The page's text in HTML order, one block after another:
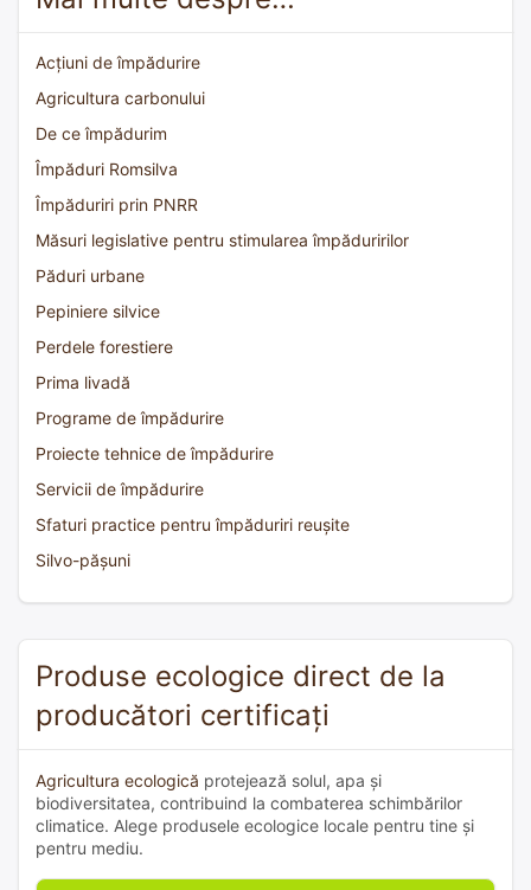
Acțiuni de împădurire
Agricultura carbonului
De ce împădurim
Împăduri Romsilva
Împăduriri prin PNRR
Măsuri legislative pentru stimularea împăduririlor
Păduri urbane
Pepiniere silvice
Perdele forestiere
Prima livadă
Programe de împădurire
Proiecte tehnice de împădurire
Servicii de împădurire
Sfaturi practice pentru împăduriri reușite
Silvo-pășuni
Produse ecologice direct de la
producători certificați
Agricultura ecologică protejează solul, apa și
biodiversitatea, contribuind la combaterea schimbărilor
climatice. Alege produsele ecologice locale pentru tine și
pentru mediu.